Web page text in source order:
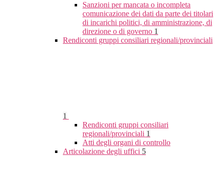
Sanzioni per mancata o incompleta
comunicazione dei dati da parte dei titolari
di incarichi politici, di amministrazione, di
direzione o di governo 1
Rendiconti gruppi consiliari regionali/provinciali
1
Rendiconti gruppi consiliari
regionali/provinciali 1
Atti degli organi di controllo
Articolazione degli uffici 5